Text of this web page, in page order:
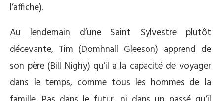
l’affiche).
Au lendemain d’une Saint Sylvestre plutôt
décevante, Tim (Domhnall Gleeson) apprend de
son père (Bill Nighy) qu’il a la capacité de voyager
dans le temps, comme tous les hommes de la